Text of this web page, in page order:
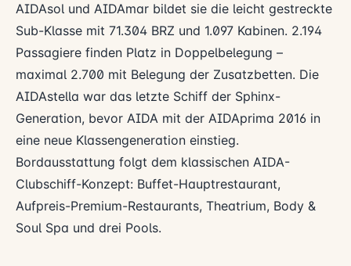
AIDAsol und AIDAmar bildet sie die leicht gestreckte
Sub-Klasse mit 71.304 BRZ und 1.097 Kabinen. 2.194
Passagiere finden Platz in Doppelbelegung –
maximal 2.700 mit Belegung der Zusatzbetten. Die
AIDAstella war das letzte Schiff der Sphinx-
Generation, bevor AIDA mit der AIDAprima 2016 in
eine neue Klassengeneration einstieg.
Bordausstattung folgt dem klassischen AIDA-
Clubschiff-Konzept: Buffet-Hauptrestaurant,
Aufpreis-Premium-Restaurants, Theatrium, Body &
Soul Spa und drei Pools.